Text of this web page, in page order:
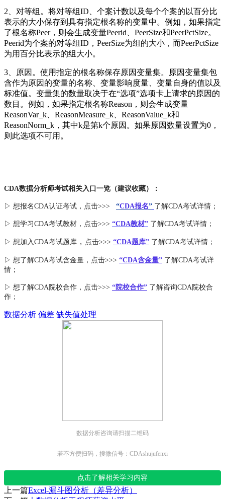
2、对等组。将对等组ID、个案计数以及每个个案的以百分比
表示的大小保存到具有指定根名称的变量中。例如，如果指定
了根名称Peer，则会生成变量Peerid、PeerSize和PeerPctSize。
Peerid为个案的对等组ID，PeerSize为组的大小，而PeerPctSize
为用百分比表示的组大小。
3、原因。使用指定的根名称保存原因变量集。原因变量集包
含作为原因的变量的名称、变量影响度量、变量自身的值以及
标准值。变量集的数量取决于在“选项”选项卡上请求的原因的
数目。例如，如果指定根名称Reason，则会生成变量
ReasonVar_k、ReasonMeasure_k、ReasonValue_k和
ReasonNorm_k，其中k是第k个原因。如果原因数量设置为0，
则此选项不可用。
CDA数据分析师考试相关入口一览（建议收藏）：
▷ 想报名CDA认证考试，点击>>> “CDA报名” 了解CDA考试详情；
▷ 想学习CDA考试教材，点击>>> “CDA教材” 了解CDA考试详情；
▷ 想加入CDA考试题库 ， 点击>>> “CDA题库” 了解CDA考试详情；
▷ 想了解CDA考试含金量 ，点击>>> “CDA含金量” 了解CDA考试详
情；
▷ 想了解CDA院校合作 ，点击>>> “院校合作” 了解咨询CDA院校合
作；
数据分析 偏差 缺失值处理
数据分析咨询请扫描二维码
若不方便扫码，搜微信号：CDAshujufenxi
点击了解相关学习内容
上一篇Excel-漏斗图分析（差异分析）